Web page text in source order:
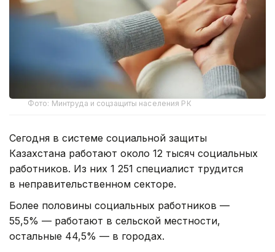
Фото: Минтруда и соцзащиты населения РК
Сегодня в системе социальной защиты
Казахстана работают около 12 тысяч социальных
работников. Из них 1 251 специалист трудится
в неправительственном секторе.
Более половины социальных работников —
55,5% — работают в сельской местности,
остальные 44,5% — в городах.